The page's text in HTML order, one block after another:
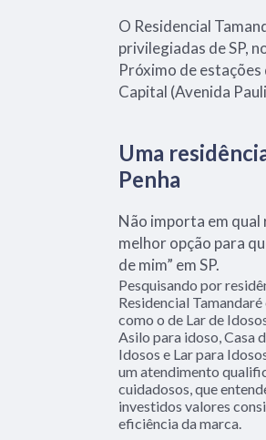
O Residencial
privilegiadas de SP,
Próximo de
Capital (Avenida
Uma
Penha
Não importa em qual
melhor opção para
de mim” em SP.
Pesquisando por
Residencial
como o de Lar de
Asilo para idoso, Casa
Idosos e Lar para
um atendimento
cuidadosos, que
investidos valores
eficiência da marca.